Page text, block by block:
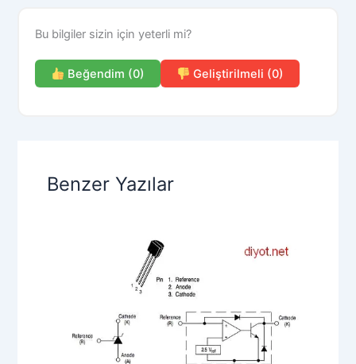
Bu bilgiler sizin için yeterli mi?
Beğendim (0) Geliştirilmeli (0)
Benzer Yazılar